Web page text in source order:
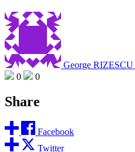
George RIZESCU
0
0
Share
Facebook
Twitter